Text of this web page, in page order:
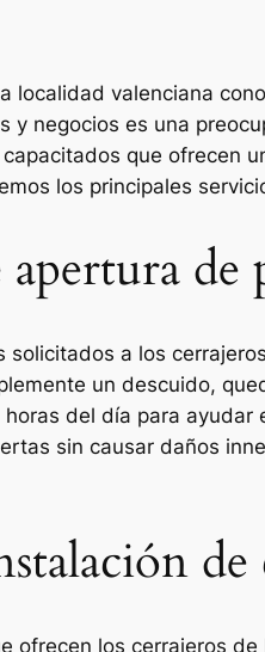
localidad valenciana
y negocios es una
que ofrecen
los principales
de
solicitados a los
un descuido,
del día para
sin causar daños
de
ofrecen los cerrajeros